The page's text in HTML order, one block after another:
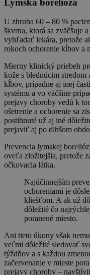
U zhruba 60 – 80 %
škvrna, ktorá sa zväčšuje
vyhľadať lekára, pretože
rokoch ochorenie kĺbov a
Mierny klinický priebeh
kože s blednúcim
kĺbov, prípadne aj inej
systému a vo väčšine
prejavy choroby vedú k
ošetrenie a ochorenie sa
postihnuté už aj iné
prejaviť aj po dlhšom
Prevencia lymskej
oveľa zložitejšia, pretože
očkovacia látka.
Najúčinnejším
ochoreniami je
kliešťom. A ak už
dôležité čo
poranené miesto.
Ani tieto úkony však
veľmi dôležité sledovať
týždňov a s každou
začervenanie v mieste
prejavy choroby –